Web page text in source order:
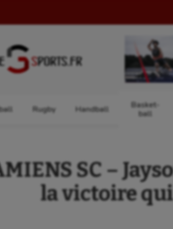
Rugby Handball
Basket-
ball
SC –
la victoire